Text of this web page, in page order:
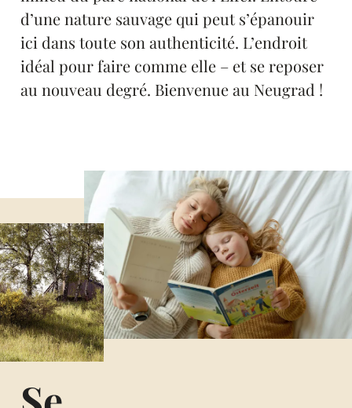
d’une nature sauvage qui peut s’épanouir
ici dans toute son authenticité. L’endroit
idéal pour faire comme elle – et se reposer
au nouveau degré. Bienvenue au Neugrad !